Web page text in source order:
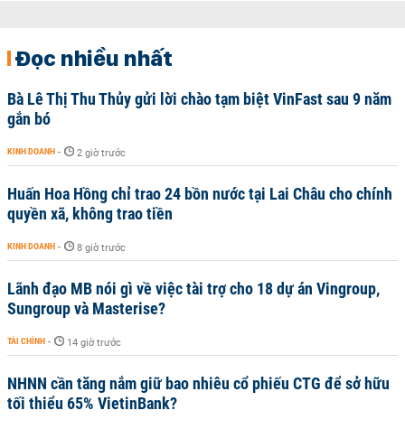
Đọc nhiều nhất
Bà Lê Thị Thu Thủy gửi lời chào tạm biệt VinFast sau 9 năm
gắn bó
KINH DOANH - 2 giờ trước
Huấn Hoa Hồng chỉ trao 24 bồn nước tại Lai Châu cho chính
quyền xã, không trao tiền
KINH DOANH - 8 giờ trước
Lãnh đạo MB nói gì về việc tài trợ cho 18 dự án Vingroup,
Sungroup và Masterise?
TÀI CHÍNH - 14 giờ trước
NHNN cần tăng nắm giữ bao nhiêu cổ phiếu CTG để sở hữu
tối thiểu 65% VietinBank?